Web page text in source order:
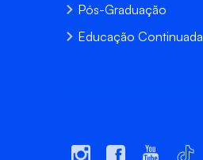
Pós-Graduação
Educação Continuada